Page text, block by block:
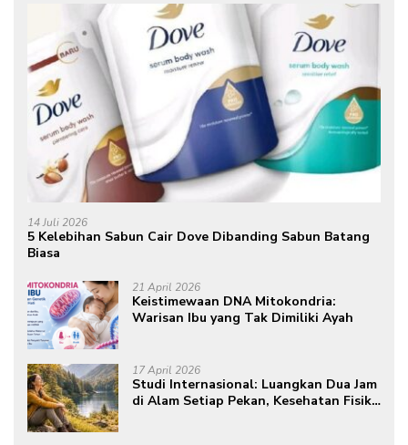
14 Juli 2026
5 Kelebihan Sabun Cair Dove Dibanding Sabun Batang
Biasa
21 April 2026
Keistimewaan DNA Mitokondria:
Warisan Ibu yang Tak Dimiliki Ayah
17 April 2026
Studi Internasional: Luangkan Dua Jam
di Alam Setiap Pekan, Kesehatan Fisik